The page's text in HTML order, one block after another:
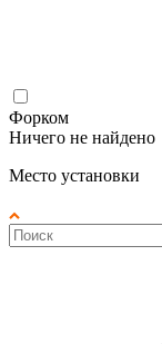
Форком
Ничего не найдено
Место установки